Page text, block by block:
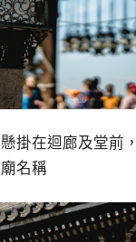
掛在迴廊及堂前
名稱